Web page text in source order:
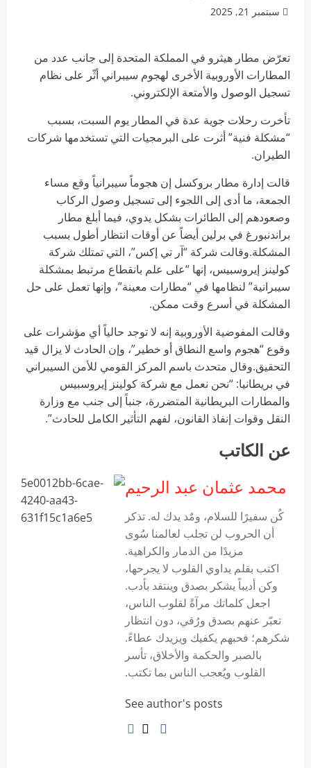
سبتمبر 21, 2025
تعرّض مطار هيثرو في المملكة المتحدة إلى جانب عدد من
المطارات الأوروبية الأخرى لهجوم سيبراني أثّر على نظام
تسجيل الوصول والأمتعة الإلكتروني.
تأخرت رحلات جوية عدة في المطار يوم السبت، بسبب
“مشكلة فنية” أثرت على البرمجيات التي تستخدمها شركات
الطيران.
قالت إدارة مطار بروكسل إن هجوماً سيبرانياً وقع مساء
الجمعة، ما أدى إلى اللجوء إلى تسجيل وصول الركاب
وصعودهم إلى الطائرات بشكل يدوي، فيما أبلغ مطار
براندنبورغ في برلين أيضاً عن أوقات انتظار أطول بسبب
المشكلة.وقالت شركة “آر تي إكس”، التي تمتلك شركة
كولينز إيروسبيس، إنها “على علم بانقطاع مرتبط بمشكلة
سيبرانية” لنظامها في “مطارات معينة”، وإنها تعمل على حل
المشكلة في أسرع وقت ممكن.
وقالت المفوضية الأوروبية إنه لا توجد حالياً أي مؤشرات على
وقوع “هجوم واسع النطاق أو خطير”، وإن الحادث لا يزال قيد
التحقيق.وقال متحدث باسم المركز القومي للأمن السيبراني
في بريطانيا: “نحن نعمل مع شركة كولينز إيروسبيس
والمطارات البريطانية المتضررة، جنباً إلى جنب مع وزارة
النقل وقوات إنفاذ القانون، لفهم التأثير الكامل للحادث”.
عن الكاتب
محمد عثمان عبد الرحيم
‏كُن سفيرًا للسلام، ومٌد يدك له. تذكر
أن الحروب لن تجلب لعالمنا سُوى
مزيدًا من الدمار والكراهية.
اكتب بقلم يداوي القلوب لا يجرحها،
وكن أديباً يشكر بصدق وينتقد بأدب.
اجعل كلماتك مرآةً لقلوب الناس،
تعبّر عنهم بصدق ورُقي، دون انتظار
شكرهم؛ فحبهم يكفيك ويزيدك عطاءً.
بالصبر والحكمة والأخلاق، تأسر
القلوب ويُعجب الناس بما تكتب.
See author's posts